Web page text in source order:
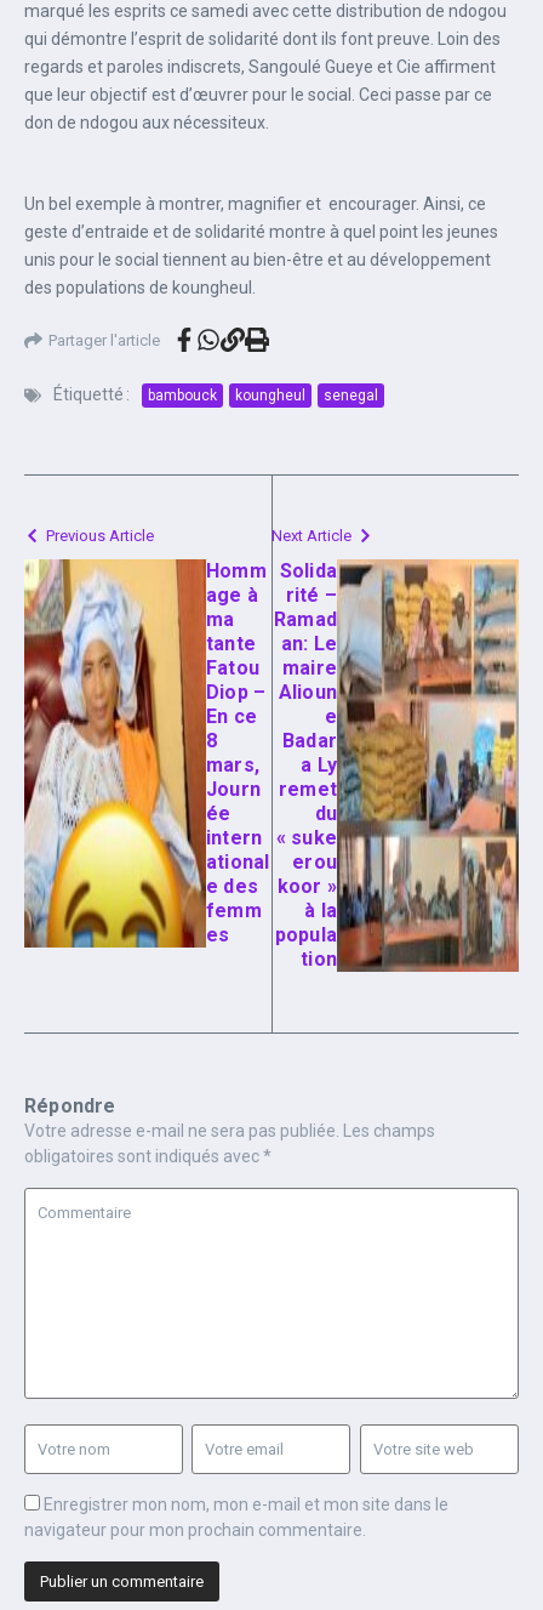
marqué les esprits ce samedi avec cette distribution de ndogou
qui démontre l’esprit de solidarité dont ils font preuve. Loin des
regards et paroles indiscrets, Sangoulé Gueye et Cie affirment
que leur objectif est d’œuvrer pour le social. Ceci passe par ce
don de ndogou aux nécessiteux.
Un bel exemple à montrer, magnifier et encourager. Ainsi, ce
geste d’entraide et de solidarité montre à quel point les jeunes
unis pour le social tiennent au bien-être et au développement
des populations de koungheul.
Partager l'article
Étiquetté : bambouck koungheul senegal
Previous Article
Homm
age à
ma
tante
Fatou
Diop –
En ce
8
mars,
Journ
ée
intern
ational
e des
femm
es
Next Article
Solida
rité –
Ramad
an: Le
maire
Alioun
e
Badar
a Ly
remet
du
« suke
erou
koor »
à la
popula
tion
Répondre
Votre adresse e-mail ne sera pas publiée.
Les champs
obligatoires sont indiqués avec*
Enregistrer mon nom, mon e-mail et mon site dans le
navigateur pour mon prochain commentaire.